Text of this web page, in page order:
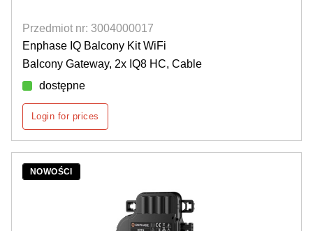
Przedmiot nr: 3004000017
Enphase IQ Balcony Kit WiFi
Balcony Gateway, 2x IQ8 HC, Cable
dostępne
Login for prices
NOWOŚCI